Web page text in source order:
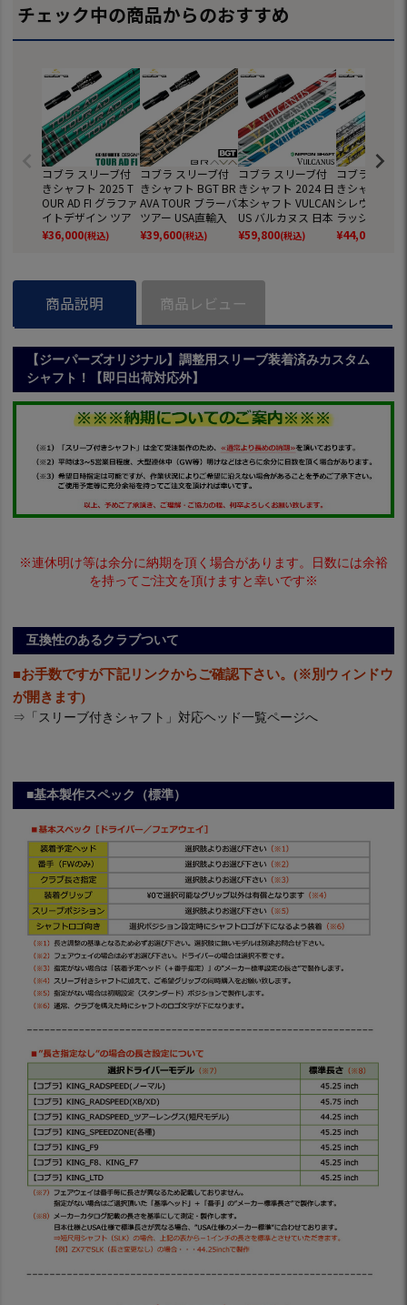
チェック中の商品からのおすすめ
コブラ スリーブ付
きシャフト 2025 T
OUR AD FI グラファ
イトデザイン ツア
ーAD FI 日本正規品
ゴルフ シャフト (D
PEEDZONE)
¥36,000(税込)
コブラ スリーブ付
きシャフト BGT BR
AVA TOUR ブラーバ
ツアー USA直輸入
品 日本未発売 (DS-
ADAPT／DARKSPE
¥39,600(税込)
コブラ スリーブ付
きシャフト 2024 日
本シャフト VULCAN
US バルカヌス 日本
正規品 ゴルフ シャ
フト (AEROJET／LT
¥59,800(税込)
コブラ スリー
きシャフト
シレウス XTM
ラッシュ 日
品 ゴルフ シ
(DS-ADAPT／
¥44,000
商品説明 商品レビュー
【ジーパーズオリジナル】調整用スリーブ装着済みカスタム
シャフト！【即日出荷対応外】
※連休明け等は余分に納期を頂く場合があります。日数には余裕
を持ってご注文を頂けますと幸いです※
互換性のあるクラブついて
■お手数ですが下記リンクからご確認下さい。(※別ウィンドウ
が開きます)
⇒ 「スリーブ付きシャフト」対応ヘッド一覧ページへ
■基本製作スペック（標準）